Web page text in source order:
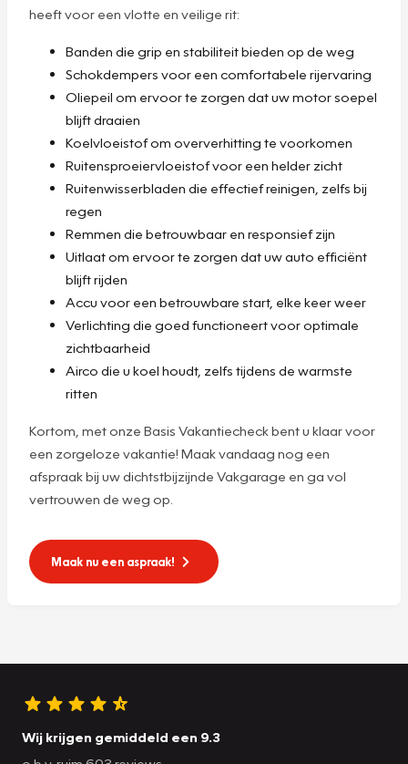
heeft voor een vlotte en veilige rit:
Banden die grip en stabiliteit bieden op de weg
Schokdempers voor een comfortabele rijervaring
Oliepeil om ervoor te zorgen dat uw motor soepel
blijft draaien
Koelvloeistof om oververhitting te voorkomen
Ruitensproeiervloeistof voor een helder zicht
Ruitenwisserbladen die effectief reinigen, zelfs bij
regen
Remmen die betrouwbaar en responsief zijn
Uitlaat om ervoor te zorgen dat uw auto efficiënt
blijft rijden
Accu voor een betrouwbare start, elke keer weer
Verlichting die goed functioneert voor optimale
zichtbaarheid
Airco die u koel houdt, zelfs tijdens de warmste
ritten
Kortom, met onze Basis Vakantiecheck bent u klaar voor
een zorgeloze vakantie! Maak vandaag nog een
afspraak bij uw dichtstbijzijnde Vakgarage en ga vol
vertrouwen de weg op.
Maak nu een aspraak!
Wij krijgen gemiddeld een 9.3